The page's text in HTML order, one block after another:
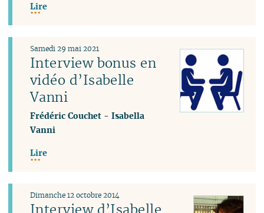
Lire
Interview bonus en
vidéo d’Isabelle
Vanni
Samedi 29 mai 2021
Frédéric Couchet -Isabella
Vanni
Lire
Interview d’Isabelle
Dimanche 12 octobre 2014